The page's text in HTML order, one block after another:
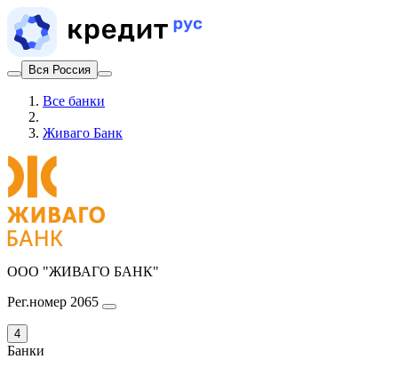
Вся Россия
Все банки
Живаго Банк
ООО "ЖИВАГО БАНК"
Рег.номер 2065
4
Банки